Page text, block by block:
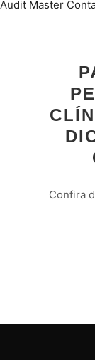
Confira